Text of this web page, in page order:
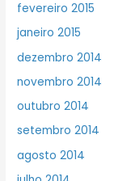
fevereiro 2015
janeiro 2015
dezembro 2014
novembro 2014
outubro 2014
setembro 2014
agosto 2014